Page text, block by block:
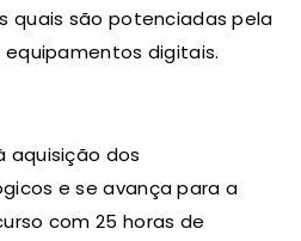
quais são potenciadas pela
digitais.
aquisição dos
e se avança para a
com 25 horas de